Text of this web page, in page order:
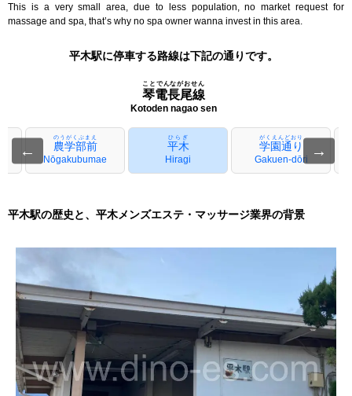
This is a very small area, due to less population, no market request for
massage and spa, that’s why no spa owner wanna invest in this area.
平木駅に停車する路線は下記の通りです。
琴電長尾線
ことでんながおせん
Kotoden nagao sen
← 農学部前
のうがくぶまえ
Nōgakubumae
平木
ひらぎ
Hiragi
学園通り
がくえんどおり
Gakuen-dōri
→
平木駅の歴史と、平木メンズエステ・マッサージ業界の背景